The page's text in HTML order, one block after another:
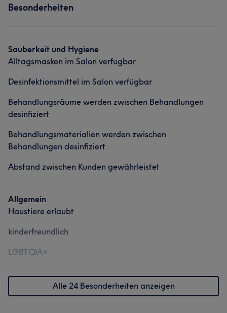
Besonderheiten
Sauberkeit und Hygiene
Alltagsmasken im Salon verfügbar
Desinfektionsmittel im Salon verfügbar
Behandlungsräume werden zwischen Behandlungen
desinfiziert
Behandlungsmaterialien werden zwischen
Behandlungen desinfiziert
Abstand zwischen Kunden gewährleistet
Allgemein
Haustiere erlaubt
kinderfreundlich
LGBTQIA+
Alle 24 Besonderheiten anzeigen